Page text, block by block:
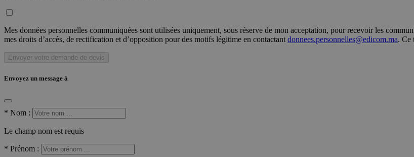
Mes données personnelles communiquées sont utilisées uniquement, sous réserve de mon acceptation, pour recevoir les
mes droits d’accès, de rectification et d’opposition pour des motifs légitime en contactant donnees.personnelles@edicom.ma. Ce
Envoyer votre demande de devis
Envoyez un message à
* Nom :
Le champ nom est requis
* Prénom :